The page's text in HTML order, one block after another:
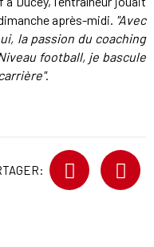
après-midi. "Avec
la passion du coaching
football, je bascule
.